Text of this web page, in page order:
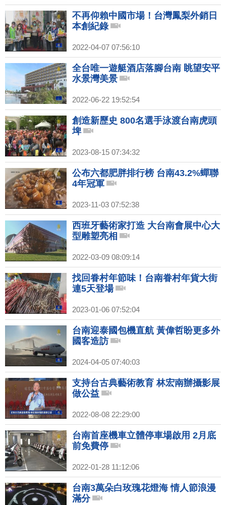
不再仰賴中國市場！台灣鳳梨外銷日
本創紀錄
2022-04-07 07:56:10
全台唯一遊艇酒店落腳台南 眺望安平
水景灣美景
2022-06-22 19:52:54
創造新歷史 800名選手泳渡台南虎頭
埤
2023-08-15 07:34:32
公布六都肥胖排行榜 台南43.2%蟬聯
4年冠軍
2023-11-03 07:52:38
西班牙藝術家打造 大台南會展中心大
型雕塑亮相
2022-03-09 08:09:14
找回眷村年節味！台南眷村年貨大街
連5天登場
2023-01-06 07:52:04
台南迎泰國包機直航 黃偉哲盼更多外
國客造訪
2024-04-05 07:40:03
支持台古典藝術教育 林宏南辦攝影展
做公益
2022-08-08 22:29:00
台南首座機車立體停車場啟用 2月底
前免費停
2022-01-28 11:12:06
台南3萬朵白玫瑰花燈海 情人節浪漫
滿分